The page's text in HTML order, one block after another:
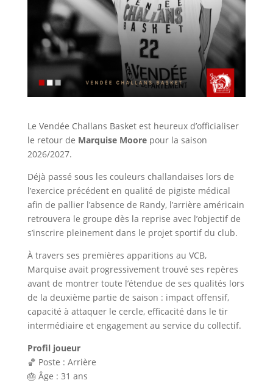
Le Vendée Challans Basket est heureux d’officialiser
le retour de Marquise Moorepour la saison
2026/2027.
Déjà passé sous les couleurs challandaises lors de
l’exercice précédent en qualité de pigiste médical
afin de pallier l’absence de Randy, l’arrière américain
retrouvera le groupe dès la reprise avec l’objectif de
s’inscrire pleinement dans le projet sportif du club.
À travers ses premières apparitions au VCB,
Marquise avait progressivement trouvé ses repères
avant de montrer toute l’étendue de ses qualités lors
de la deuxième partie de saison : impact offensif,
capacité à attaquer le cercle, efficacité dans le tir
intermédiaire et engagement au service du collectif.
Profil joueur
🏀 Poste : Arrière
🎂 Âge : 31 ans